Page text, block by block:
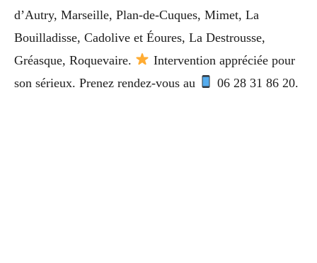
d’Autry, Marseille, Plan-de-Cuques, Mimet, La
Bouilladisse, Cadolive et Éoures, La Destrousse,
Gréasque, Roquevaire.
Intervention appréciée pour
son sérieux. Prenez rendez-vous au
06 28 31 86 20.